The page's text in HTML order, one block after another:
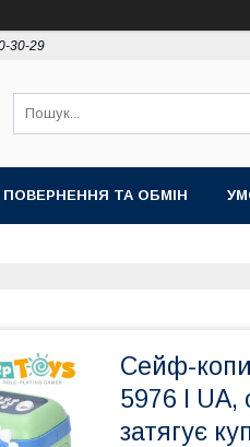
30-29
ПОВЕРНЕННЯ ТА ОБМІН
Сейф-
5976 I UA,
затягує